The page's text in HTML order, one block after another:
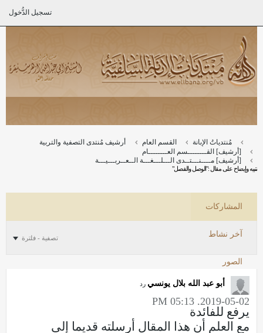
تسجيل الدُّخول
مُنتدياتُ الإبانة القسم العام
أرشيف مُنتدى التصفية والتربية
[أرشيف] القــــــــسم العــــــــام
[أرشيف] مــــنـــتــدى الـــلـــغـــة الــعــربـــيـــة
تنبيه وإيضاح على مقال :"الوصل والفصل"
المشاركات
آخر نشاط
الصور
تصفية - فلترة
أبو عبد الله بلال يونسي رد
2019-05-02, 05:13 PM
يرفع للفائدة
مع العلم أن هذا المقال أرسلته قديما إلى